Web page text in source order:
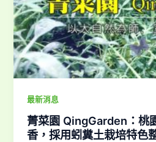
最新消息
菁菜園 QingGarden：桃
香，採用蚓糞土栽培特色